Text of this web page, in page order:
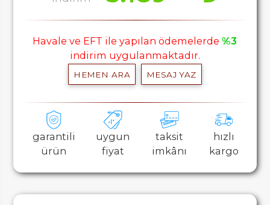
Havale ve EFT ile yapılan ödemelerde%3
indirim uygulanmaktadır.
HEMEN ARA MESAJ YAZ
garantili
ürün
uygun
fiyat
taksit
imkânı
hızlı
kargo